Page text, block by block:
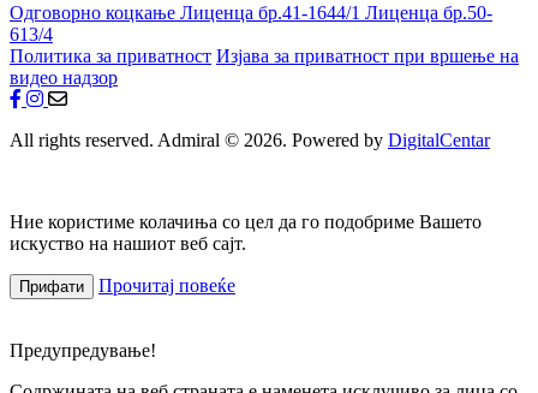
Одговорно коцкање Лиценца бр.41-1644/1 Лиценца бр.50-
613/4
Политика за приватност Изјава за приватност при вршење на
видео надзор
All rights reserved. Admiral © 2026. Powered by DigitalCentar
Ние користиме колачиња со цел да го подобриме Вашето
искуство на нашиот веб сајт.
Прифати Прочитај повеќе
Предупредување!